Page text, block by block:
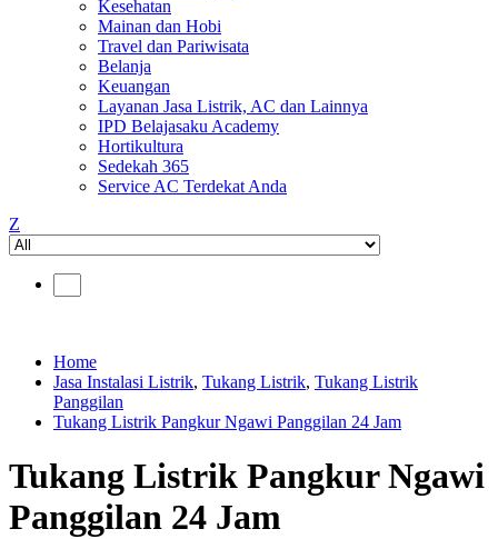
Kesehatan
Mainan dan Hobi
Travel dan Pariwisata
Belanja
Keuangan
Layanan Jasa Listrik, AC dan Lainnya
IPD Belajasaku Academy
Hortikultura
Sedekah 365
Service AC Terdekat Anda
Z
Home
Jasa Instalasi Listrik, Tukang Listrik, Tukang Listrik
Panggilan
Tukang Listrik Pangkur Ngawi Panggilan 24 Jam
Tukang Listrik Pangkur Ngawi
Panggilan 24 Jam